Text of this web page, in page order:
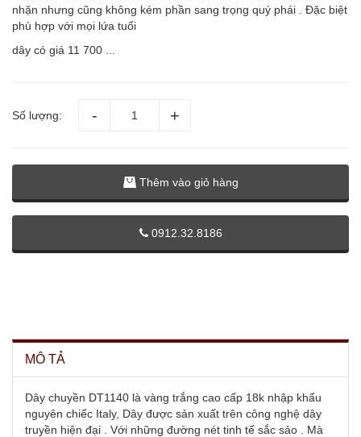
nhặn nhưng cũng không kém phần sang trọng quý phái . Đặc biệt
phù hợp với mọi lứa tuổi
dây có giá 11 700 ...
Số lượng:
Thêm vào giỏ hàng
0912.32.8186
MÔ TẢ
Dây chuyền DT1140 là vàng trắng cao cấp 18k nhập khẩu
nguyên chiếc Italy, Dây được sản xuất trên công nghệ dây
truyền hiện đại . Với những đường nét tinh tế sắc sảo . Mà